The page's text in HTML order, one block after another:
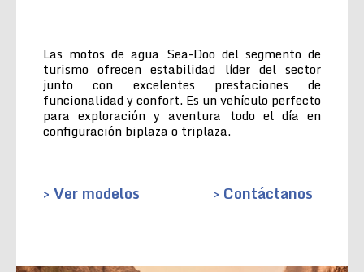
Las motos de agua Sea-Doo del segmento de
turismo ofrecen estabilidad líder del sector
junto con excelentes prestaciones de
funcionalidad y confort. Es un vehículo perfecto
para exploración y aventura todo el día en
configuración biplaza o triplaza.
> Ver modelos > Contáctanos